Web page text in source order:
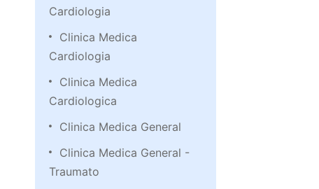
Cardiologia
Clinica Medica
Cardiologia
Clinica Medica
Cardiologica
Clinica Medica General
Clinica Medica General -
Traumato